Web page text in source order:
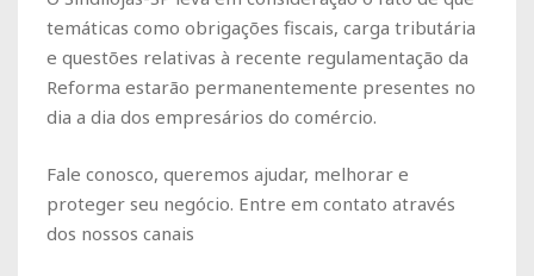
temáticas como obrigações fiscais, carga tributária
e questões relativas à recente regulamentação da
Reforma estarão permanentemente presentes no
dia a dia dos empresários do comércio.
Fale conosco, queremos ajudar, melhorar e
proteger seu negócio. Entre em contato através
dos nossos canais